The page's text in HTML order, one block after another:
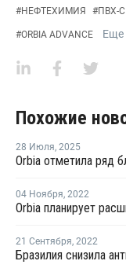
#НЕФТЕХИМИЯ #ПВХ-С
#ORBIA ADVANCE Еще
Похожие
28 Июля, 2025
04 Ноября, 2022
Orbia планирует
21 Сентября, 2022